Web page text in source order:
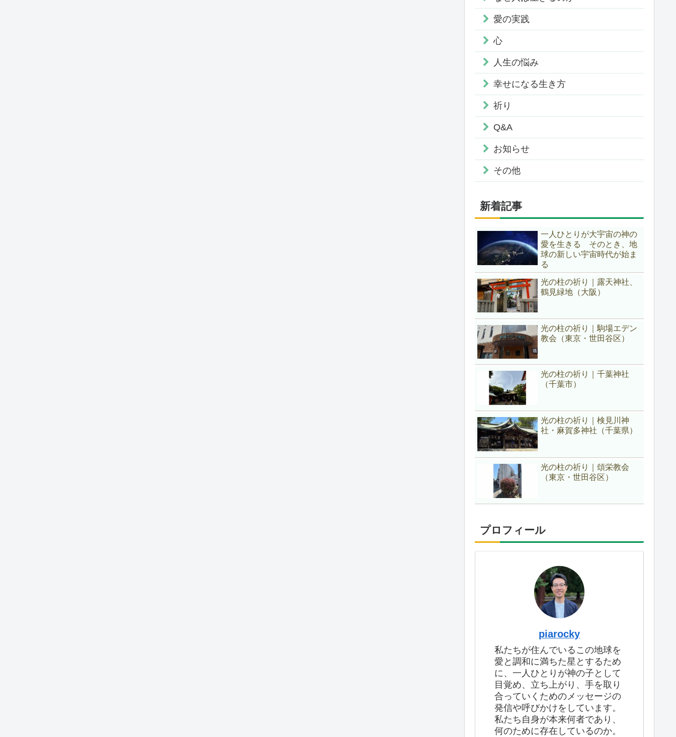
愛の実践
心
人生の悩み
幸せになる生き方
祈り
Q&A
お知らせ
その他
新着記事
一人ひとりが大宇宙の神の
愛を生きる そのとき、地
球の新しい宇宙時代が始ま
る
光の柱の祈り｜露天神社、
鶴見緑地（大阪）
光の柱の祈り｜駒場エデン
教会（東京・世田谷区）
光の柱の祈り｜千葉神社
（千葉市）
光の柱の祈り｜検見川神
社・麻賀多神社（千葉県）
光の柱の祈り｜頌栄教会
（東京・世田谷区）
プロフィール
piarocky
私たちが住んでいるこの地球を
愛と調和に満ちた星とするため
に、一人ひとりが神の子として
目覚め、立ち上がり、手を取り
合っていくためのメッセージの
発信や呼びかけをしています。
私たち自身が本来何者であり、
何のために存在しているのか。